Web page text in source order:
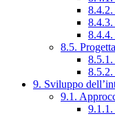
8.4.2.
8.4.3.
8.4.4.
8.5.
9. Sviluppo
9.1.